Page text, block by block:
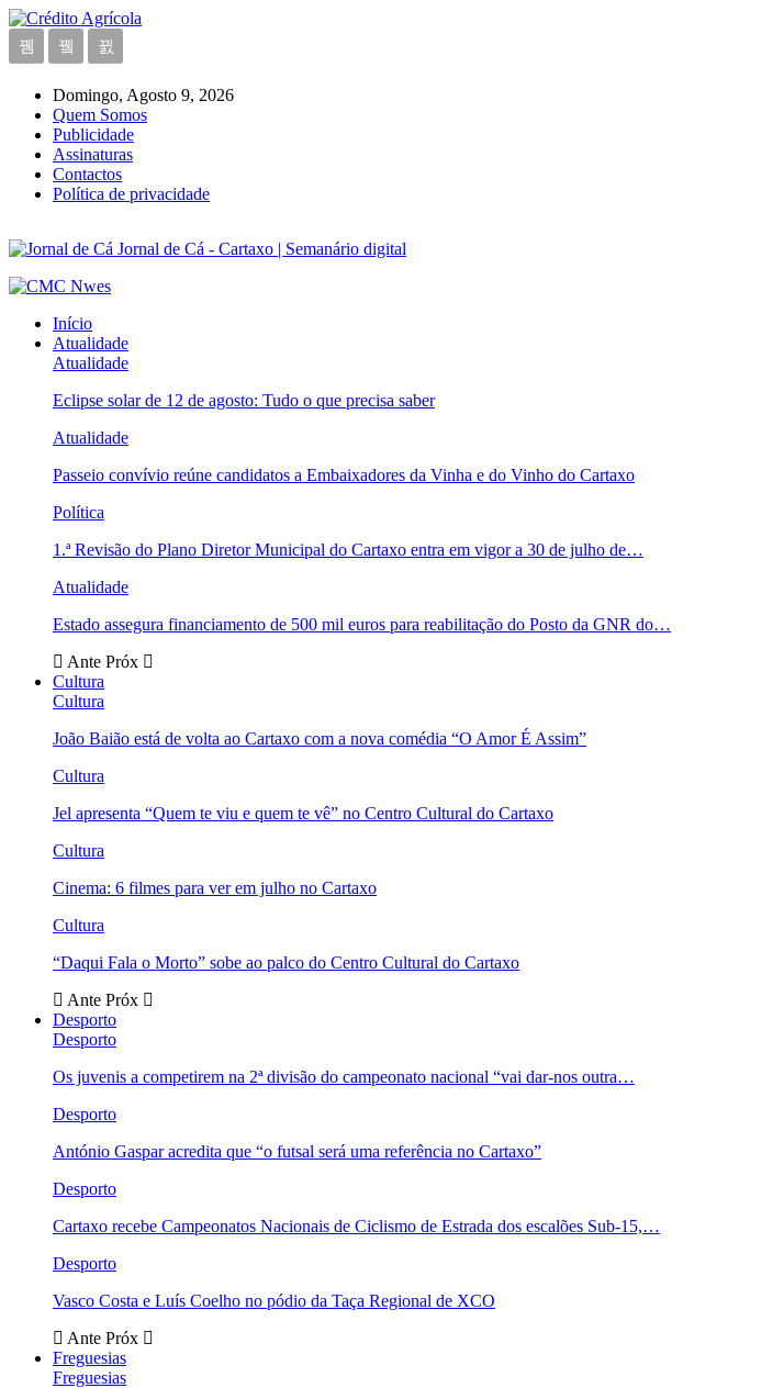
Domingo, Agosto 9, 2026
Quem Somos
Publicidade
Assinaturas
Contactos
Política de privacidade
Jornal de Cá - Cartaxo | Semanário digital
Início
Atualidade
Atualidade
Eclipse solar de 12 de agosto: Tudo o que precisa saber
Atualidade
Passeio convívio reúne candidatos a Embaixadores da Vinha e do Vinho do Cartaxo
Política
1.ª Revisão do Plano Diretor Municipal do Cartaxo entra em vigor a 30 de julho de…
Atualidade
Estado assegura financiamento de 500 mil euros para reabilitação do Posto da GNR do…
Ante Próx
Cultura
Cultura
João Baião está de volta ao Cartaxo com a nova comédia “O Amor É Assim”
Cultura
Jel apresenta “Quem te viu e quem te vê” no Centro Cultural do Cartaxo
Cultura
Cinema: 6 filmes para ver em julho no Cartaxo
Cultura
“Daqui Fala o Morto” sobe ao palco do Centro Cultural do Cartaxo
Ante Próx
Desporto
Desporto
Os juvenis a competirem na 2ª divisão do campeonato nacional “vai dar-nos outra…
Desporto
António Gaspar acredita que “o futsal será uma referência no Cartaxo”
Desporto
Cartaxo recebe Campeonatos Nacionais de Ciclismo de Estrada dos escalões Sub-15,…
Desporto
Vasco Costa e Luís Coelho no pódio da Taça Regional de XCO
Ante Próx
Freguesias
Freguesias